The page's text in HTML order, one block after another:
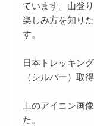
ています。山登
楽しみ方を知り
す。
日本トレッキン
（シルバー）取得
上のアイコン画
た。